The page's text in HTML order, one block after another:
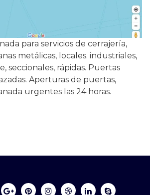
para servicios de cerrajería,
metálicas, locales. industriales,
seccionales, rápidas. Puertas
Aperturas de puertas,
urgentes las 24 horas.